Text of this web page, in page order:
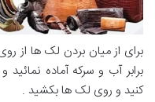
برای از میان بردن‌ لک ها از
برابر آب و سرکه‌ آماده
کنید و روی لک ها بکشید .